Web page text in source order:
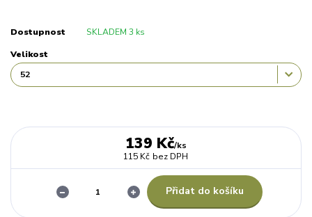
Dostupnost SKLADEM 3 ks
Velikost
139 Kč/ks
115 Kč bez DPH
Přidat do košíku